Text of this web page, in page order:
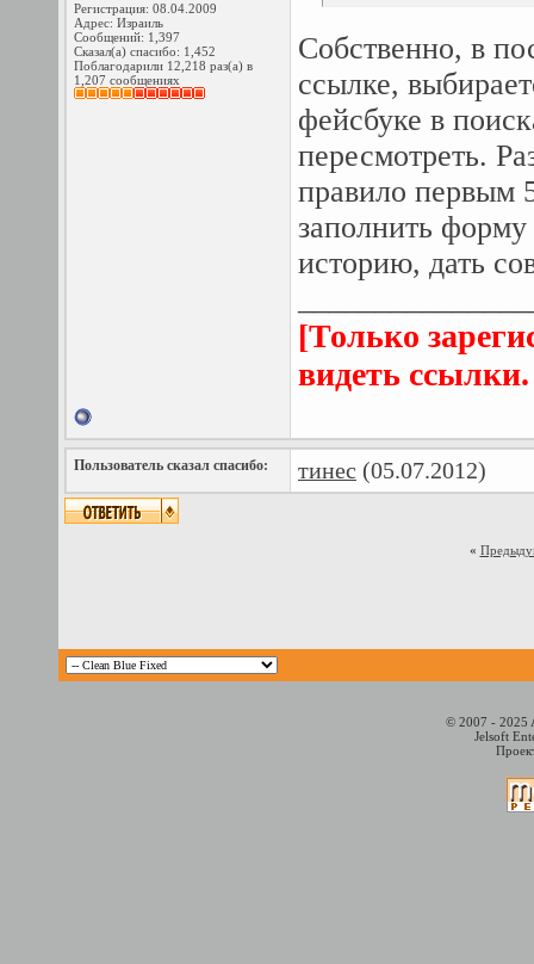
Регистрация: 08.04.2009
Адрес: Израиль
Сообщений: 1,397
Сказал(а) спасибо: 1,452
Поблагодарили 12,218 раз(а) в
1,207 сообщениях
Собственно, в
ссылке,
фейсбуке в
пересмотреть.
правило первым
заполнить форму
историю, дать
[Только
видеть
Пользователь сказал cпасибо: тинес (05.07.2012)
«
© 2007 - 2025
Jelsoft